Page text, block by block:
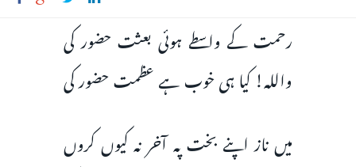
رحمت کے واسطے ہوئی بعثت حضور کی
واللہ! کیا ہی خوب ہے عظمت حضور کی
میں ناز اپنے بخت پہ آخر نہ کیوں کروں